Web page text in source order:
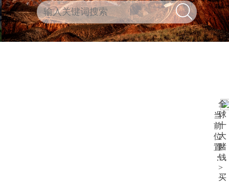
当
前
位
置
：
全
球
十
大
赌
钱
>
买